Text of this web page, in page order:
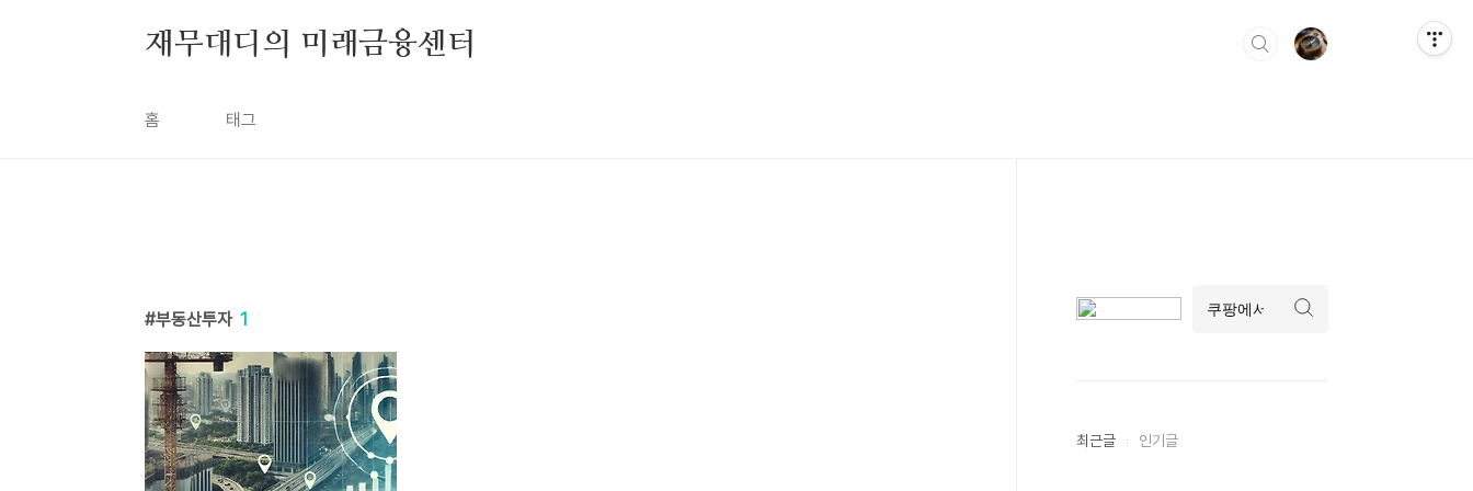
재무대디의 미래금융센터
홈 태그
부동산투자 1
최근글 인기글